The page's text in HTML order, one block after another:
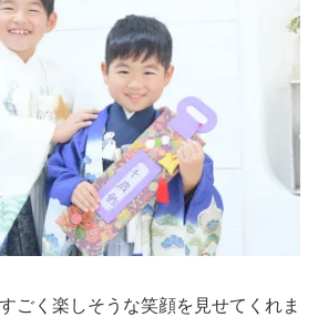
ごく楽しそうな笑顔を見せてくれま